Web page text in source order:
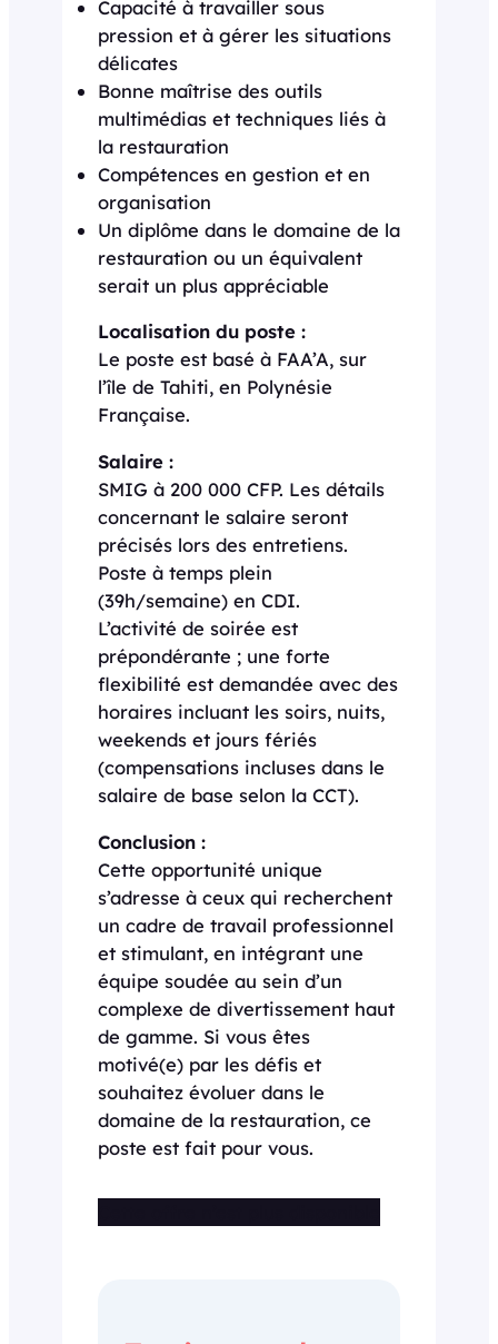
Capacité à travailler sous
pression et à gérer les situations
délicates
Bonne maîtrise des outils
multimédias et techniques liés à
la restauration
Compétences en gestion et en
organisation
Un diplôme dans le domaine de la
restauration ou un équivalent
serait un plus appréciable
Localisation du poste :
Le poste est basé à FAA’A, sur
l’île de Tahiti, en Polynésie
Française.
Salaire :
SMIG à 200 000 CFP. Les détails
concernant le salaire seront
précisés lors des entretiens.
Poste à temps plein
(39h/semaine) en CDI.
L’activité de soirée est
prépondérante ; une forte
flexibilité est demandée avec des
horaires incluant les soirs, nuits,
weekends et jours fériés
(compensations incluses dans le
salaire de base selon la CCT).
Conclusion :
Cette opportunité unique
s’adresse à ceux qui recherchent
un cadre de travail professionnel
et stimulant, en intégrant une
équipe soudée au sein d’un
complexe de divertissement haut
de gamme. Si vous êtes
motivé(e) par les défis et
souhaitez évoluer dans le
domaine de la restauration, ce
poste est fait pour vous.